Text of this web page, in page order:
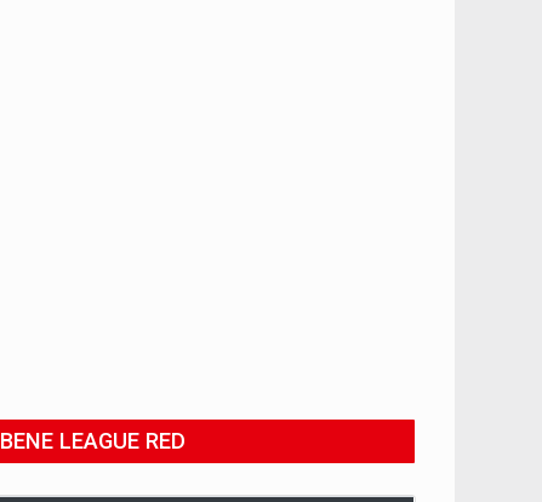
BENE LEAGUE RED